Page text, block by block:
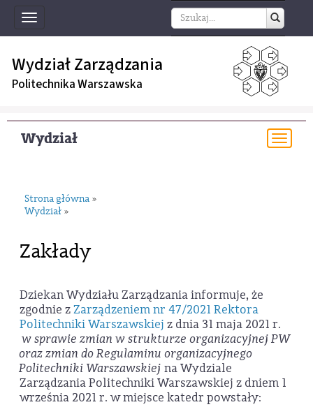
Toggle
navigation
Wydział Zarządzania
Politechnika Warszawska
Wydział
Strona główna »
Wydział »
Zakłady
Dziekan Wydziału Zarządzania informuje, że
zgodnie zZarządzeniem nr 47/2021 Rektora
Politechniki Warszawskiej z dnia 31 maja 2021 r.
w sprawie zmian w strukturze organizacyjnej PW
oraz zmian do Regulaminu organizacyjnego
Politechniki Warszawskiej na Wydziale
Zarządzania Politechniki Warszawskiej z dniem 1
września 2021 r. w miejsce katedr powstały: